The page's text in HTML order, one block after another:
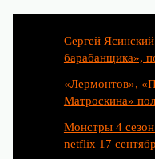
Сергей
барабанщика»,
«Лермонтов»,
Матроскина»
Монстры 4
netflix 17